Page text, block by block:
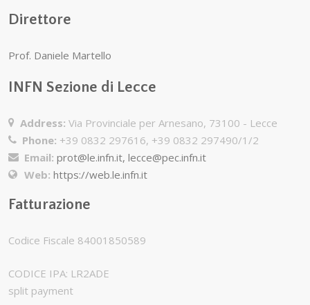
Direttore
Prof. Daniele Martello
INFN Sezione di Lecce
Address: Via Provinciale per Arnesano, 73100 - Lecce
Phone: +39 0832 297616, +39 0832 297490/1/2
Email: prot@le.infn.it, lecce@pec.infn.it
Web: https://web.le.infn.it
Fatturazione
Codice Fiscale 84001850589
CODICE IPA: LR2ADE
split payment